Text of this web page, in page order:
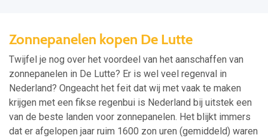
Zonnepanelen kopen De Lutte
Twijfel je nog over het voordeel van het aanschaffen van
zonnepanelen in De Lutte? Er is wel veel regenval in
Nederland? Ongeacht het feit dat wij met vaak te maken
krijgen met een fikse regenbui is Nederland bij uitstek een
van de beste landen voor zonnepanelen. Het blijkt immers
dat er afgelopen jaar ruim 1600 zon uren (gemiddeld) waren